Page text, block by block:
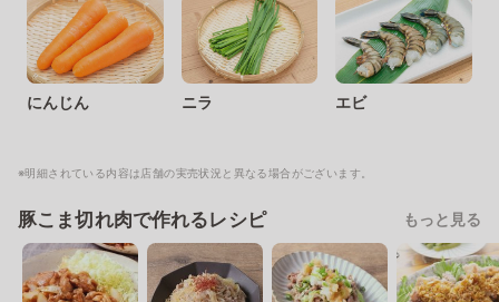
にんじん ニラ エビ
※明細されている内容は店舗の実売状況と異なる場合がございます。
豚こま切れ肉で作れるレシピ もっと見る